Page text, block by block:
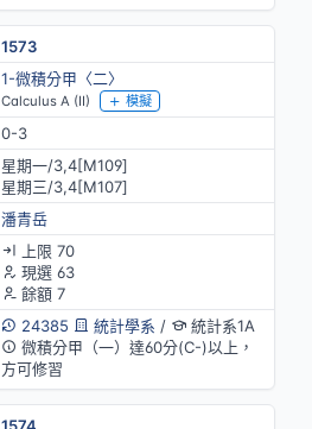
1573
1-微積分甲〈二〉
Calculus A (II) 模擬
0-3
星期一/3,4[M109]
星期三/3,4[M107]
潘青岳
上限 70
現選 63
餘額 7
24385
統計學系 /
統計系1A
微積分甲（一）達60分(C-)以上，
方可修習